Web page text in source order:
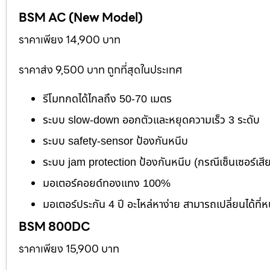
BSM AC (New Model)
ราคาเพียง 14,900 บาท
ราคาส่ง 9,500 บาท ถูกที่สุดในประเทศ
รีโมทกดได้ไกลถึง 50-70 เมตร
ระบบ slow-down ออกตัวและหยุดความเร็ว 3 ระดับ
ระบบ safety-sensor ป้องกันหนีบ
ระบบ jam protection ป้องกันหนีบ (กรณีเซ็นเซอร์เสี
มอเตอร์คอยด์ทองแทง 100%
มอเตอร์ประกัน 4 ปี อะไหล่หาง่าย สามารถเปลี่ยนได้ที่
BSM 800DC
ราคาเพียง 15,900 บาท